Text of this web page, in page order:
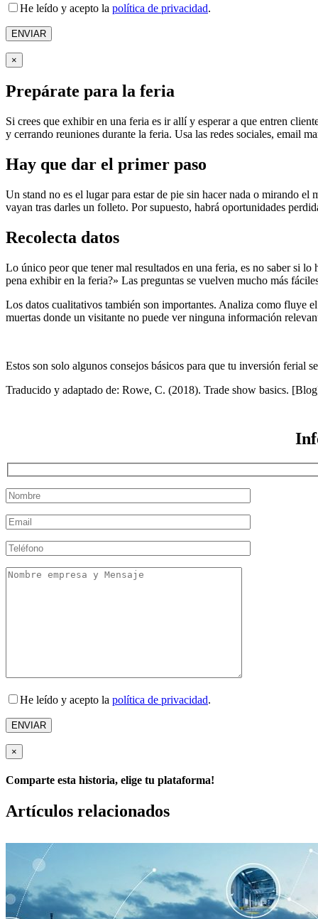
He leído y acepto la política de privacidad.
×
Prepárate para la feria
Si crees que exhibir en una feria es ir allí y esperar a que entren
y cerrando reuniones durante la feria. Usa las redes sociales, email
Hay que dar el primer paso
Un stand no es el lugar para estar de pie sin hacer nada o mirando el
vayan tras darles un folleto. Por supuesto, habrá oportunidades
Recolecta datos
Lo único peor que tener mal resultados en una feria, es no saber si
pena exhibir en la feria?» Las preguntas se vuelven mucho más
Los datos cualitativos también son importantes. Analiza como fluye
muertas donde un visitante no puede ver ninguna información
Estos son solo algunos consejos básicos para que tu inversión ferial
Traducido y adaptado de: Rowe, C. (2018). Trade show basics.
He leído y acepto la política de privacidad.
×
Comparte esta historia, elige tu plataforma!
Facebook
X
LinkedIn
Correo
electrónico
Artículos relacionados